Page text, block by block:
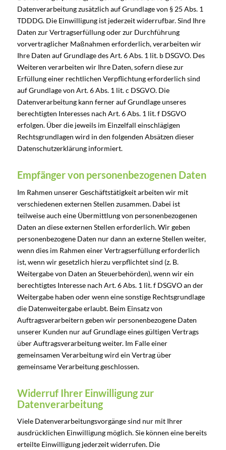
Datenverarbeitung zusätzlich auf Grundlage von § 25 Abs. 1
TDDDG. Die Einwilligung ist jederzeit widerrufbar. Sind Ihre
Daten zur Vertragserfüllung oder zur Durchführung
vorvertraglicher Maßnahmen erforderlich, verarbeiten wir
Ihre Daten auf Grundlage des Art. 6 Abs. 1 lit. b DSGVO. Des
Weiteren verarbeiten wir Ihre Daten, sofern diese zur
Erfüllung einer rechtlichen Verpflichtung erforderlich sind
auf Grundlage von Art. 6 Abs. 1 lit. c DSGVO. Die
Datenverarbeitung kann ferner auf Grundlage unseres
berechtigten Interesses nach Art. 6 Abs. 1 lit. f DSGVO
erfolgen. Über die jeweils im Einzelfall einschlägigen
Rechtsgrundlagen wird in den folgenden Absätzen dieser
Datenschutzerklärung informiert.
Empfänger von personenbezogenen Daten
Im Rahmen unserer Geschäftstätigkeit arbeiten wir mit
verschiedenen externen Stellen zusammen. Dabei ist
teilweise auch eine Übermittlung von personenbezogenen
Daten an diese externen Stellen erforderlich. Wir geben
personenbezogene Daten nur dann an externe Stellen weiter,
wenn dies im Rahmen einer Vertragserfüllung erforderlich
ist, wenn wir gesetzlich hierzu verpflichtet sind (z. B.
Weitergabe von Daten an Steuerbehörden), wenn wir ein
berechtigtes Interesse nach Art. 6 Abs. 1 lit. f DSGVO an der
Weitergabe haben oder wenn eine sonstige Rechtsgrundlage
die Datenweitergabe erlaubt. Beim Einsatz von
Auftragsverarbeitern geben wir personenbezogene Daten
unserer Kunden nur auf Grundlage eines gültigen Vertrags
über Auftragsverarbeitung weiter. Im Falle einer
gemeinsamen Verarbeitung wird ein Vertrag über
gemeinsame Verarbeitung geschlossen.
Widerruf Ihrer Einwilligung zur
Datenverarbeitung
Viele Datenverarbeitungsvorgänge sind nur mit Ihrer
ausdrücklichen Einwilligung möglich. Sie können eine bereits
erteilte Einwilligung jederzeit widerrufen. Die